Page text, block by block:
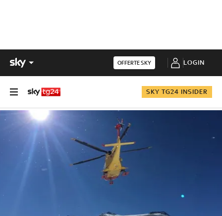
OFFERTE SKY LOGIN
SKY TG24 INSIDER